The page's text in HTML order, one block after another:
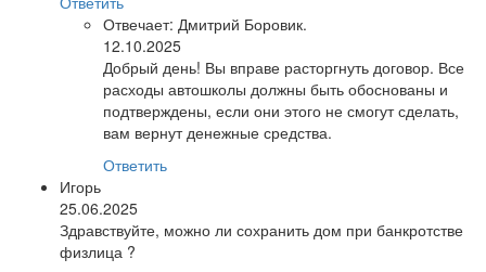
Отвечает: Дмитрий Боровик.
12.10.2025
Добрый день! Вы вправе расторгнуть договор. Все
расходы автошколы должны быть обоснованы и
подтверждены, если они этого не смогут сделать,
вам вернут денежные средства.
Ответить
Игорь
25.06.2025
Здравствуйте, можно ли сохранить дом при банкротстве
физлица ?